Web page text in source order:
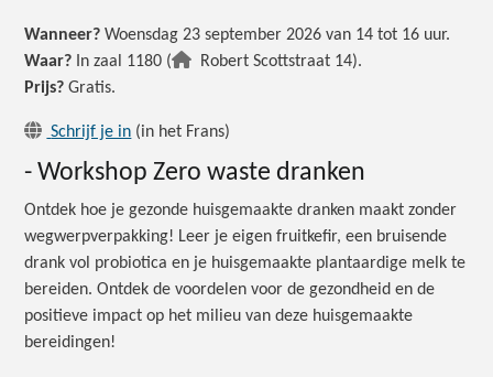
Wanneer? Woensdag 23 september 2026 van 14 tot 16 uur.
Waar? In zaal 1180 (
Robert Scottstraat 14).
Prijs? Gratis.
Schrijf je in (in het Frans)
- Workshop Zero waste dranken
Ontdek hoe je gezonde huisgemaakte dranken maakt zonder
wegwerpverpakking! Leer je eigen fruitkefir, een bruisende
drank vol probiotica en je huisgemaakte plantaardige melk te
bereiden. Ontdek de voordelen voor de gezondheid en de
positieve impact op het milieu van deze huisgemaakte
bereidingen!